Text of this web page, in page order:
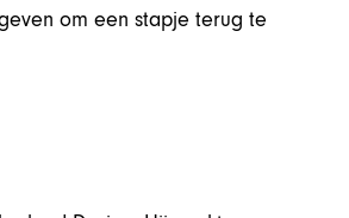
om een stapje terug te